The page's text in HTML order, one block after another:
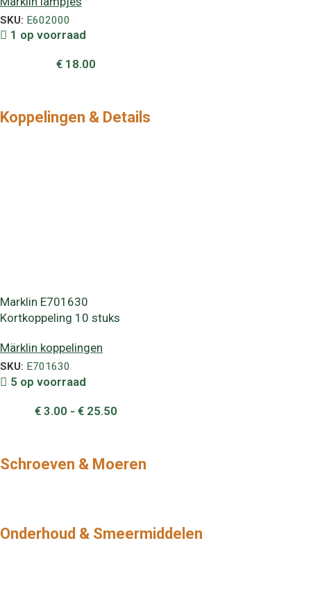
SKU: E602000
1 op voorraad
€ 18.00
Koppelingen & Details
Marklin E701630
Kortkoppeling 10 stuks
Märklin koppelingen
SKU: E701630
5 op voorraad
€ 3.00 - € 25.50
Schroeven & Moeren
Onderhoud & Smeermiddelen